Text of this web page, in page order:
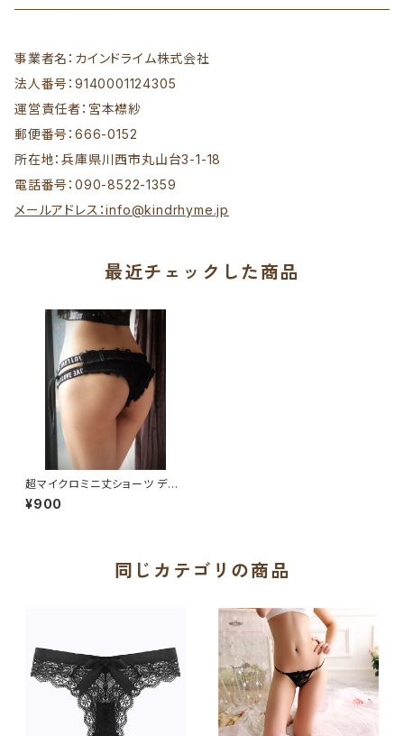
事業者名：カインドライム株式会社
法人番号：9140001124305
運営責任者：宮本襟紗
郵便番号：666-0152
所在地：兵庫県川西市丸山台3-1-18
電話番号：090-8522-1359
メールアドレス：info@kindrhyme.jp
最近チェックした商品
超マイクロミニ丈ショーツ デニ
ムパンツ ショートパンツ D629
¥900
同じカテゴリの商品